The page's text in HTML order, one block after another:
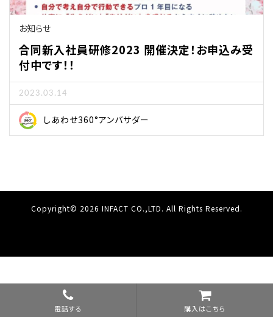
お知らせ
合同新入社員研修2023 開催決定！お申込み受
付中です！！
2023.03.14
しあわせ360°アンバサダー
Copyright© 2026 INFACT CO.,LTD. All Rights Reserved.
電話する 購入はこちら